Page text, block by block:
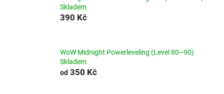
Skladem
390 Kč
WoW Midnight Powerleveling (Level 80–90)
Skladem
od 350 Kč